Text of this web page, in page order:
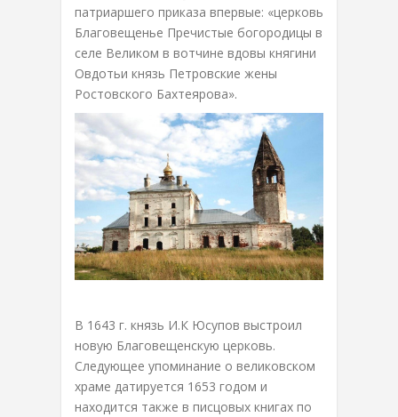
патриаршего приказа впервые: «церковь
Благовещенье Пречистые богородицы в
селе Великом в вотчине вдовы княгини
Овдотьи князь Петровские жены
Ростовского Бахтеярова».
В 1643 г. князь И.К Юсупов выстроил
новую Благовещенскую церковь.
Следующее упоминание о великовском
храме датируется 1653 годом и
находится также в писцовых книгах по